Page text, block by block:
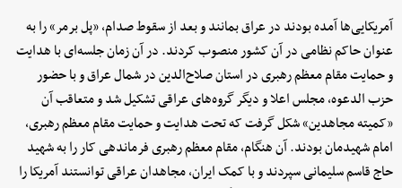
آمریکایی‌ها آمده بودند در عراق بمانند و بعد از سقوط صدام، «پل برمر» را به
عنوان حاکم نظامی در آن کشور منصوب کردند. در آن زمان جلسه‌ای با هدایت
و حمایت مقام معظم رهبری در استان صلاح‌الدین در شمال عراق و با حضور
حزب الدعوه، مجلس اعلا و دیگر گروه‌های عراقی تشکیل شد و متعاقب آن
«کمیته مجاهدین» شکل گرفت که تحت هدایت و حمایت مقام معظم رهبری،
امام شهیدمان بودند. آن هنگام، مقام معظم رهبری فرماندهی کار را به شهید
حاج قاسم سلیمانی سپردند و با کمک ایران، مجاهدان عراقی توانستند آمریکا را